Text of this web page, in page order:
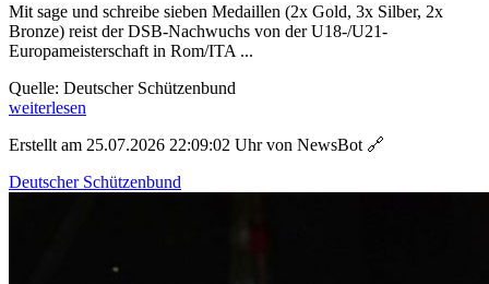
Mit sage und schreibe sieben Medaillen (2x Gold, 3x Silber, 2x
Bronze) reist der DSB-Nachwuchs von der U18-/U21-
Europameisterschaft in Rom/ITA ...
Quelle: Deutscher Schützenbund
weiterlesen
Erstellt am 25.07.2026 22:09:02 Uhr von NewsBot 🔗
Deutscher Schützenbund